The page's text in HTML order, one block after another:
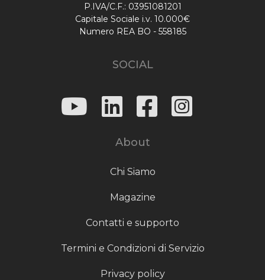
P.IVA/C.F.: 03951081201
Capitale Sociale i.v. 10.000€
Numero REA BO - 558185
SOCIAL
About
Chi Siamo
Magazine
Contatti e supporto
Termini e Condizioni di Servizio
Privacy policy